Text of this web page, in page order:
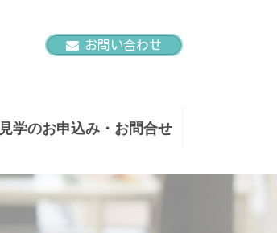
お問い合わせ
見学のお申込み・お問合せ